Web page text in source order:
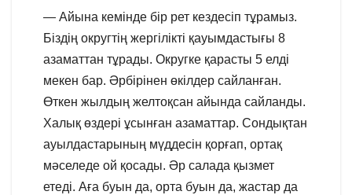
— Айына кемінде бір рет кездесіп тұрамыз.
Біздің округтің жергілікті қауымдастығы 8
азаматтан тұрады. Округке қарасты 5 елді
мекен бар. Әрбірінен өкілдер сайланған.
Өткен жылдың желтоқсан айында сайланды.
Халық өздері ұсынған азаматтар. Сондықтан
ауылдастарының мүддесін қорғап, ортақ
мәселеде ой қосады. Әр салада қызмет
етеді. Аға буын да, орта буын да, жастар да